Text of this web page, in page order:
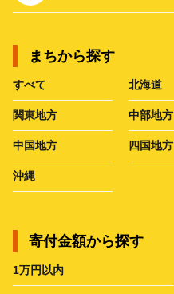
まちから探す
すべて 北海道
関東地方 中部地方
中国地方 四国地方
沖縄
寄付金額から探す
1万円以内